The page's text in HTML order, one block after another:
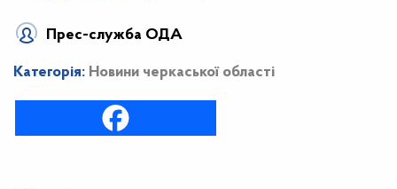
Прес-служба ОДА
Категорія: Новини черкаської області